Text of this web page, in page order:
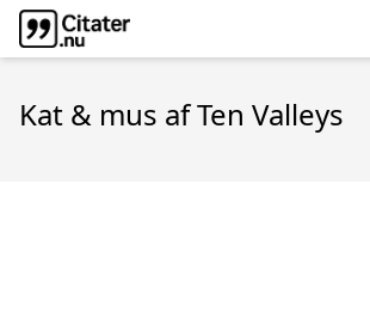
Kat & mus af Ten Valleys